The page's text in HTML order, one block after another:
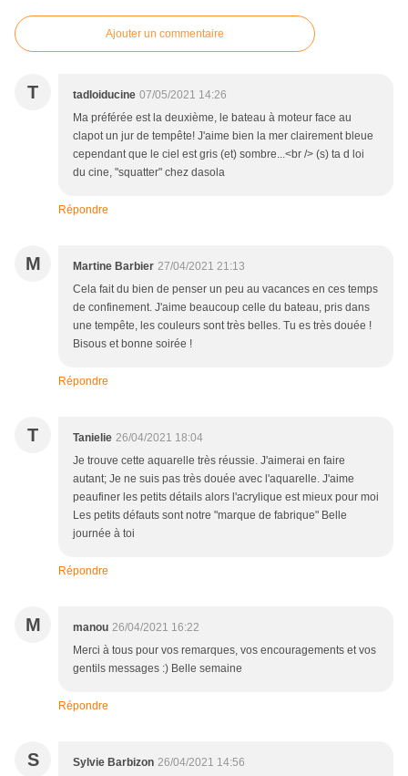
Ajouter un commentaire
T tadloiducine 07/05/2021 14:26
Ma préférée est la deuxième, le bateau à moteur face au
clapot un jur de tempête! J'aime bien la mer clairement bleue
cependant que le ciel est gris (et) sombre...<br /> (s) ta d loi
du cine, "squatter" chez dasola
Répondre
M Martine Barbier 27/04/2021 21:13
Cela fait du bien de penser un peu au vacances en ces temps
de confinement. J'aime beaucoup celle du bateau, pris dans
une tempête, les couleurs sont très belles. Tu es très douée !
Bisous et bonne soirée !
Répondre
T Tanielie 26/04/2021 18:04
Je trouve cette aquarelle très réussie. J'aimerai en faire
autant; Je ne suis pas très douée avec l'aquarelle. J'aime
peaufiner les petits détails alors l'acrylique est mieux pour moi
Les petits défauts sont notre "marque de fabrique" Belle
journée à toi
Répondre
M manou 26/04/2021 16:22
Merci à tous pour vos remarques, vos encouragements et vos
gentils messages :) Belle semaine
Répondre
S Sylvie Barbizon 26/04/2021 14:56